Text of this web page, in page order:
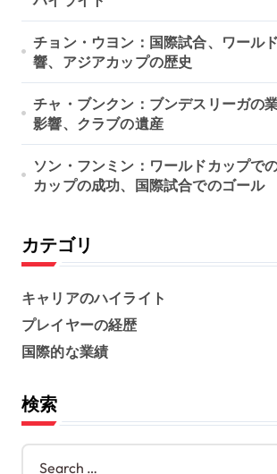
チョン・ウヨン：国際試合、ワール
響、アジアカップの歴史
チャ・ブンクン：ブンデスリーガの
影響、クラブの遺産
ソン・フンミン：ワールドカップで
カップの成功、国際試合でのゴール
カテゴリ
キャリアのハイライト
プレイヤーの経歴
国際的な業績
検索
S